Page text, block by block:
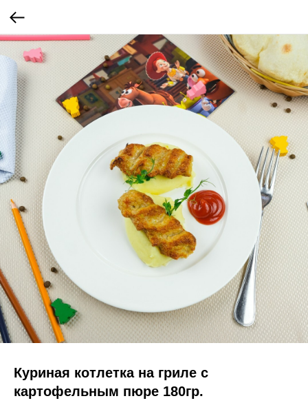
Куриная котлетка на гриле с
картофельным пюре 180гр.